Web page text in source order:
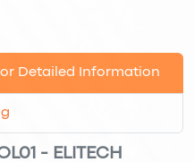
Detailed Information
- ELITECH